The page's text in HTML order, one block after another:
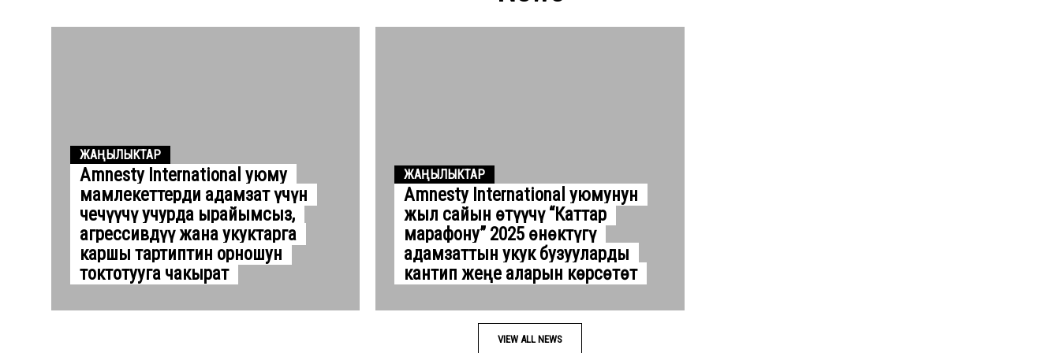
ЖАҢЫЛЫКТАР
Amnesty International уюму
мамлекеттерди адамзат үчүн
чечүүчү учурда ырайымсыз,
агрессивдүү жана укуктарга
каршы тартиптин орношун
токтотууга чакырат
ЖАҢЫЛЫКТАР
Amnesty International уюмунун
жыл сайын өтүүчү “Каттар
марафону” 2025 өнөктүгү
адамзаттын укук бузууларды
кантип жеңе аларын көрсөтөт
VIEW ALL NEWS